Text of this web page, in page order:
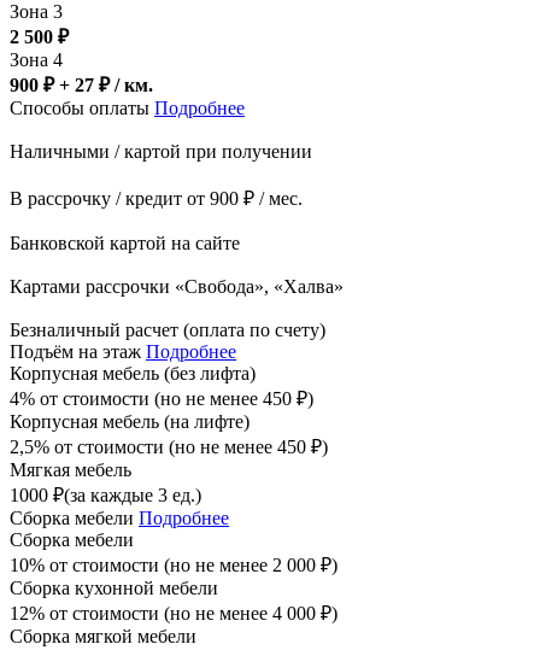
Зона 3
2 500 ₽
Зона 4
900 ₽ + 27 ₽/ км.
Способы оплаты Подробнее
Наличными / картой при получении
В рассрочку / кредит от 900 ₽ / мес.
Банковской картой на сайте
Картами рассрочки «Свобода», «Халва»
Безналичный расчет (оплата по счету)
Подъём на этаж Подробнее
Корпусная мебель (без лифта)
4% от стоимости (но не менее 450 ₽)
Корпусная мебель (на лифте)
2,5% от стоимости (но не менее 450 ₽)
Мягкая мебель
1000 ₽(за каждые 3 ед.)
Сборка мебели Подробнее
Сборка мебели
10% от стоимости (но не менее 2 000 ₽)
Сборка кухонной мебели
12% от стоимости (но не менее 4 000 ₽)
Сборка мягкой мебели